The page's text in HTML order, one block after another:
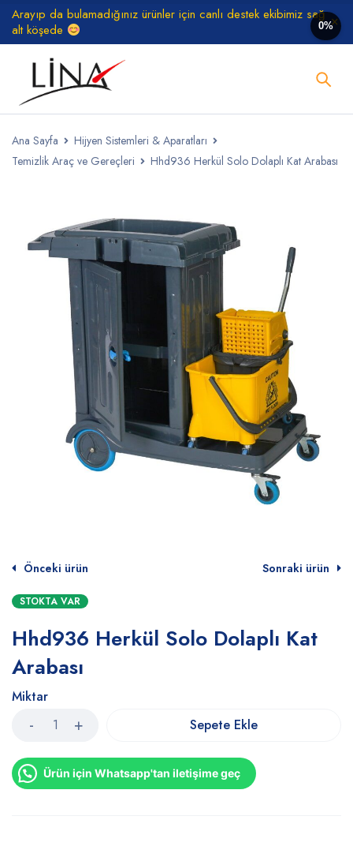
Arayıp da bulamadığınız ürünler için canlı destek ekibimiz sağ
alt köşede
Ana Sayfa
Hijyen Sistemleri & Aparatları
Temizlik Araç ve Gereçleri
Hhd936 Herkül Solo Dolaplı Kat Arabası
Önceki ürün Sonraki ürün
STOKTA VAR
Hhd936 Herkül Solo Dolaplı Kat
Arabası
Miktar
Sepete Ekle
Ürün için Whatsapp'tan iletişime geç
0%